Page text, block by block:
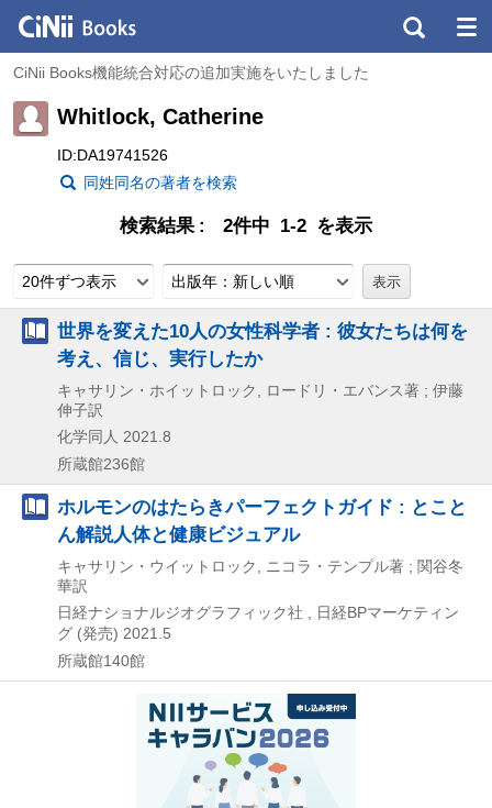
CiNii Books機能統合対応の追加実施をいたしました
Whitlock, Catherine
ID:DA19741526
同姓同名の著者を検索
検索結果 2件中 1-2 を表示
20件ずつ表示 出版年：新しい順
世界を変えた10人の女性科学者 : 彼女たちは何を
考え、信じ、実行したか
キャサリン・ホイットロック, ロードリ・エバンス著 ; 伊藤
伸子訳
化学同人 2021.8
所蔵館236館
ホルモンのはたらきパーフェクトガイド : とこと
ん解説人体と健康ビジュアル
キャサリン・ウイットロック, ニコラ・テンプル著 ; 関谷冬
華訳
日経ナショナルジオグラフィック社 , 日経BPマーケティン
グ (発売) 2021.5
所蔵館140館